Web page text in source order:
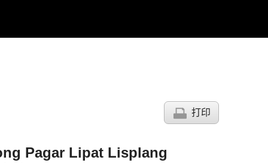
打印
Pagar Lipat Lisplang